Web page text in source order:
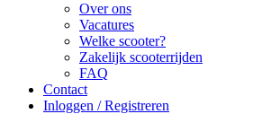
Over ons
Vacatures
Welke scooter?
Zakelijk scooterrijden
FAQ
Contact
Inloggen / Registreren